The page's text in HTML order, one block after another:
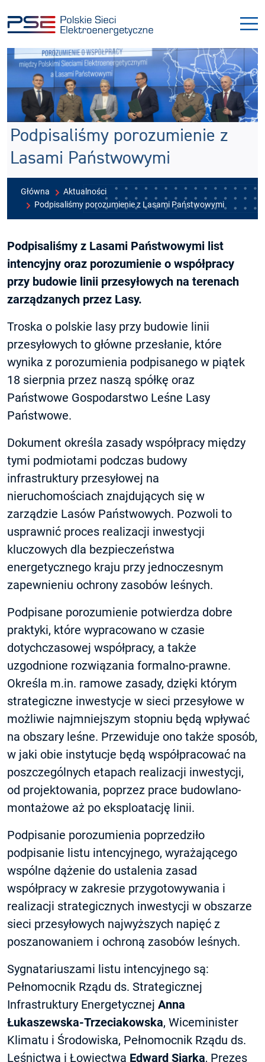
do
menu
do
treści
Podpisaliśmy porozumienie z
Lasami Państwowymi
Główna
Aktualności
Podpisaliśmy porozumienie z Lasami Państwowymi
Podpisaliśmy z Lasami Państwowymi list
intencyjny oraz porozumienie o współpracy
przy budowie linii przesyłowych na terenach
zarządzanych przez Lasy.
Troska o polskie lasy przy budowie linii
przesyłowych to główne przesłanie, które
wynika z porozumienia podpisanego w piątek
18 sierpnia przez naszą spółkę oraz
Państwowe Gospodarstwo Leśne Lasy
Państwowe.
Dokument określa zasady współpracy między
tymi podmiotami podczas budowy
infrastruktury przesyłowej na
nieruchomościach znajdujących się w
zarządzie Lasów Państwowych. Pozwoli to
usprawnić proces realizacji inwestycji
kluczowych dla bezpieczeństwa
energetycznego kraju przy jednoczesnym
zapewnieniu ochrony zasobów leśnych.
Podpisane porozumienie potwierdza dobre
praktyki, które wypracowano w czasie
dotychczasowej współpracy, a także
uzgodnione rozwiązania formalno-prawne.
Określa m.in. ramowe zasady, dzięki którym
strategiczne inwestycje w sieci przesyłowe w
możliwie najmniejszym stopniu będą wpływać
na obszary leśne. Przewiduje ono także sposób,
w jaki obie instytucje będą współpracować na
poszczególnych etapach realizacji inwestycji,
od projektowania, poprzez prace budowlano-
montażowe aż po eksploatację linii.
Podpisanie porozumienia poprzedziło
podpisanie listu intencyjnego, wyrażającego
wspólne dążenie do ustalenia zasad
współpracy w zakresie przygotowywania i
realizacji strategicznych inwestycji w obszarze
sieci przesyłowych najwyższych napięć z
poszanowaniem i ochroną zasobów leśnych.
Sygnatariuszami listu intencyjnego są:
Pełnomocnik Rządu ds. Strategicznej
Infrastruktury Energetycznej Anna
Łukaszewska-Trzeciakowska, Wiceminister
Klimatu i Środowiska, Pełnomocnik Rządu ds.
Leśnictwa i Łowiectwa Edward Siarka, Prezes